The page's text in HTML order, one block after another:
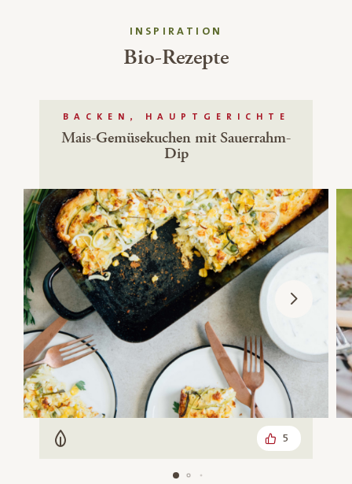
INSPIRATION
Bio-Rezepte
BACKEN, HAUPTGERICHTE
Mais-Gemüsekuchen mit Sauerrahm-
Dip
Vegetarisch 5